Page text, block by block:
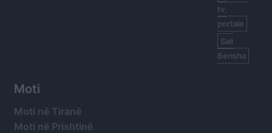
tv,
portale
Sali
Berisha
Moti
Moti në Tiranë
Moti në Prishtinë